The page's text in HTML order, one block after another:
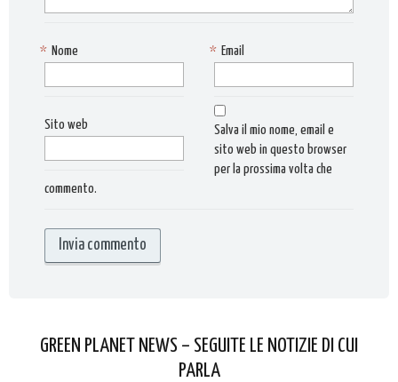
Nome
* Email
*
Sito web
Salva il mio nome, email e
sito web in questo browser
per la prossima volta che
commento.
GREEN PLANET NEWS – SEGUITE LE NOTIZIE DI CUI
PARLA